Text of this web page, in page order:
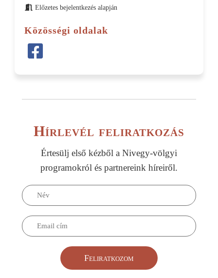
Előzetes bejelentkezés alapján
Közösségi oldalak
Hírlevél feliratkozás
Értesülj első kézből a Nivegy-völgyi
programokról és partnereink híreiről.
Feliratkozom